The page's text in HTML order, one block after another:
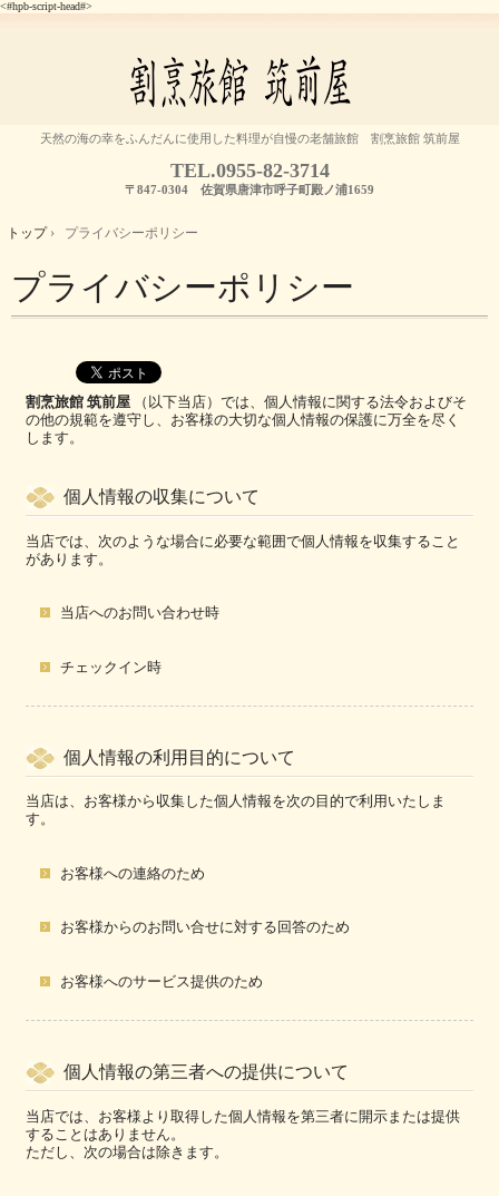
<#hpb-script-head#>
天然の海の幸をふんだんに使用した料理が自慢の老舗旅館 割烹旅館 筑前屋
TEL.0955-82-3714
〒847-0304 佐賀県唐津市呼子町殿ノ浦1659
トップ› プライバシーポリシー
プライバシーポリシー
割烹旅館 筑前屋 （以下当店）では、個人情報に関する法令およびそ
の他の規範を遵守し、お客様の大切な個人情報の保護に万全を尽く
します。
個人情報の収集について
当店では、次のような場合に必要な範囲で個人情報を収集すること
があります。
当店へのお問い合わせ時
チェックイン時
個人情報の利用目的について
当店は、お客様から収集した個人情報を次の目的で利用いたしま
す。
お客様への連絡のため
お客様からのお問い合せに対する回答のため
お客様へのサービス提供のため
個人情報の第三者への提供について
当店では、お客様より取得した個人情報を第三者に開示または提供
することはありません。
ただし、次の場合は除きます。